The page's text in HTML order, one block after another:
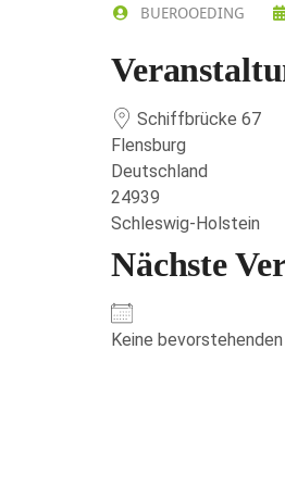
BUEROOEDING
Schiffbrücke 67
Flensburg
Deutschland
24939
Schleswig-Holstein
Nächste
Keine